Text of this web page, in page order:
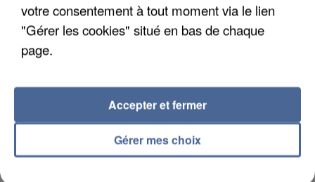
votre consentement à tout moment via le lien
"Gérer les cookies" situé en bas de chaque
page.
Gérer mes choix
Accepter et fermer